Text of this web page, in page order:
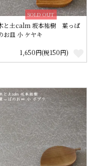
SOLD OUT
と土calm 坂本祐樹 葉っぱ
お皿 小 ケヤキ
1,650円(税150円)